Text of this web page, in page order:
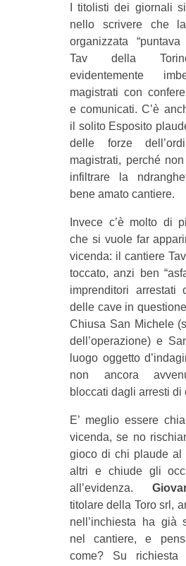
STUDENTI
CULTURE
ARTE
CINEMA
MANIFESTI
MUSICA
RECENSIONI
AFRICA
AMERICHE
ESTREMO
EUROPA
MEDIO
MONDO
EVENTI
Fb
ms
I titolisti dei giornali
nello scrivere che
organizzata
Tav della
evidentemente
magistrati con
e comunicati. C’è
il solito Esposito
delle forze
magistrati, perché
infiltrare la
bene amato cantiere.
Invece c’è molto di
che si vuole far
vicenda: il cantiere
toccato, anzi ben
imprenditori arrestati
delle cave in
Chiusa San Michele
dell’operazione) e
luogo oggetto
non ancora
bloccati dagli arresti di
E’ meglio essere
vicenda, se no
gioco di chi plaude al
altri e chiude gli
all’evidenza.
titolare della Toro srl,
nell’inchiesta ha già
nel cantiere, e
come? Su richiesta